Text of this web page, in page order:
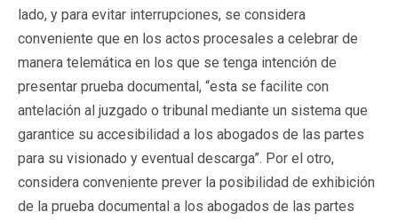
lado, y para evitar interrupciones, se considera
conveniente que en los actos procesales a celebrar de
manera telemática en los que se tenga intención de
presentar prueba documental, “esta se facilite con
antelación al juzgado o tribunal mediante un sistema que
garantice su accesibilidad a los abogados de las partes
para su visionado y eventual descarga”. Por el otro,
considera conveniente prever la posibilidad de exhibición
de la prueba documental a los abogados de las partes